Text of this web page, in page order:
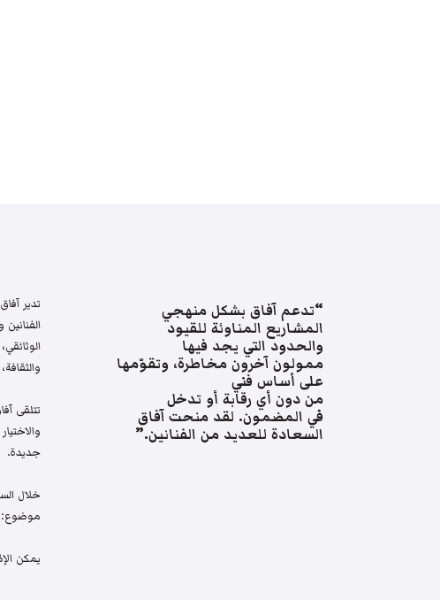
“تدعم آفاق بشكل منهجي
المشاريع المناوئة للقيود
والحدود التي يجد فيها
ممولون آخرون مخاطرة، وتقوّمها
على أساس فني
من دون أي رقابة أو تدخل
في المضمون. لقد منحت آفاق
السعادة للعديد من الفنانين.”
تدير
جديدة.
خلال
موضوع:
يمكن